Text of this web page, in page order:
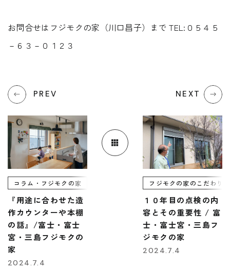
お問合せはフジモクの家（川口昌子）まで TEL:０５４５
－６３－０１２３
PREV
コラム・フジモクの家
『用途に合わせた造
作カウンターや本棚
の話』/富士・富士
宮・三島フジモクの
家
2024.7.4
NEXT
フジモクの家のこだわり
１０年目の点検の内
容とその重要性 / 富
士・富士宮・三島フ
ジモクの家
2024.7.4